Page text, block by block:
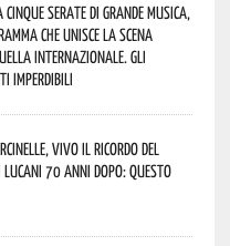
cinque serate di grande musica,
che unisce la scena
internazionale. Gli
imperdibili
vivo il ricordo del
lucani 70 anni dopo: questo